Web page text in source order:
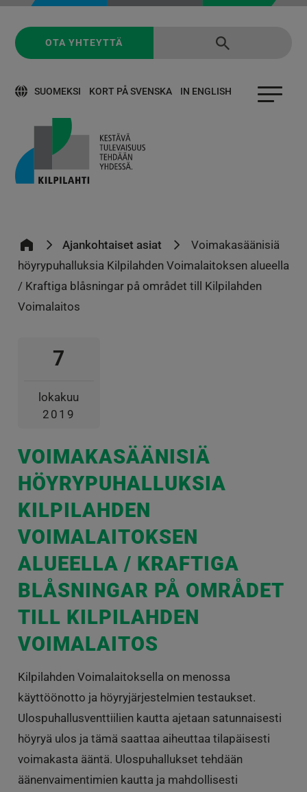
SUOMEKSI KORT PÅ SVENSKA IN ENGLISH
OTA YHTEYTTÄ
Ajankohtaiset asiat
Voimakasäänisiä
höyrypuhalluksia Kilpilahden Voimalaitoksen alueella
/ Kraftiga blåsningar på området till Kilpilahden
Voimalaitos
7
lokakuu
2019
VOIMAKASÄÄNISIÄ
HÖYRYPUHALLUKSIA
KILPILAHDEN
VOIMALAITOKSEN
ALUEELLA / KRAFTIGA
BLÅSNINGAR PÅ OMRÅDET
TILL KILPILAHDEN
VOIMALAITOS
Kilpilahden Voimalaitoksella on menossa
käyttöönotto ja höyryjärjestelmien testaukset.
Ulospuhallusventtiilien kautta ajetaan satunnaisesti
höyryä ulos ja tämä saattaa aiheuttaa tilapäisesti
voimakasta ääntä. Ulospuhallukset tehdään
äänenvaimentimien kautta ja mahdollisesti